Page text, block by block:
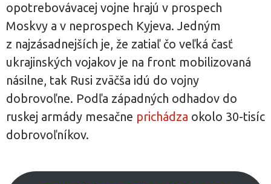
opotrebovávacej vojne hrajú v prospech
Moskvy a v neprospech Kyjeva. Jedným
z najzásadnejších je, že zatiaľ čo veľká časť
ukrajinských vojakov je na front mobilizovaná
násilne, tak Rusi zväčša idú do vojny
dobrovoľne. Podľa západných odhadov do
ruskej armády mesačne prichádza okolo 30-tisíc
dobrovoľníkov.